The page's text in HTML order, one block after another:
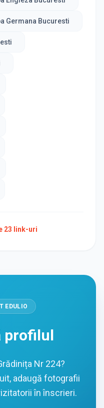
Germana Bucuresti
23 link-uri
EDULIO
profilul
Nr 224?
adaugă fotografii
în înscrieri.